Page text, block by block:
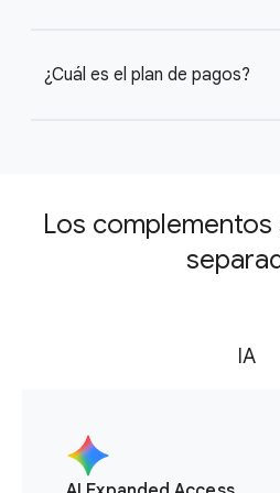
¿Cuál es el plan de pagos?
Los
IA